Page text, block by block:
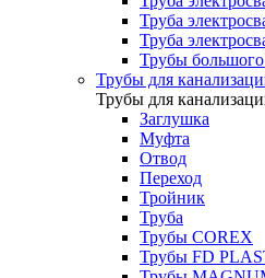
Труба
Труба
Трубы большого
Трубы для
Трубы для
Заглушка
Муфта
Отвод
Переход
Тройник
Труба
Трубы COREX
Трубы FD